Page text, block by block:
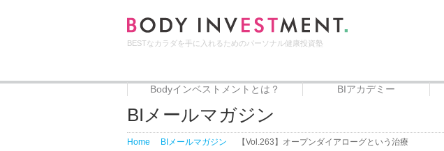
BESTなカラダを手に入れるためのパーソナル健康投資塾
Bodyインベストメントとは？
BIアカデミー
BIメールマガジン
Home BIメールマガジン 【Vol.263】オープンダイアローグという治療